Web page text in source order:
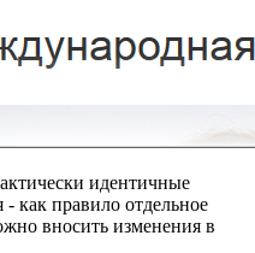
идентичные
как правило отдельное
вносить изменения в